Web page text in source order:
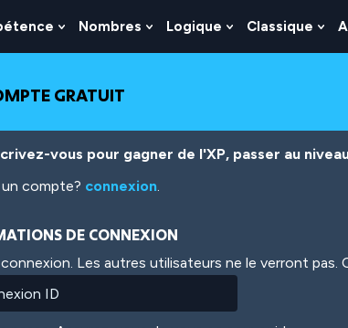
Show
Submenu
Compétence
Nombres
Show
Submenu
Logique
Show
Submenu
Classique
GRATUIT
vous pour gagner de l'XP, passer au
compte? connexion.
DE CONNEXION
Les autres utilisateurs ne le verront